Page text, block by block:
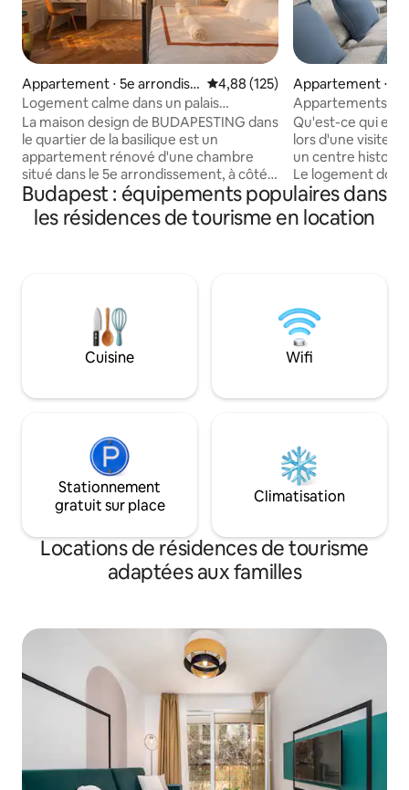
Appartement ⋅ 5e arrondiss
ement de Budapest
Évaluation moyenne sur la
4,88 (125)
Logement calme dans un palais
historique à côté de la basilique
La maison design de BUDAPESTING dans
le quartier de la basilique est un
appartement rénové d'une chambre
situé dans le 5e arrondissement, à côté
de la célèbre basilique Saint-Étienne
dans un magnifique bâtiment art
nouveau et a été entièrement restauré
équipée, d'une salle à manger pour
quatre personnes. La douche à
l'italienne et la climatisation rendront
votre séjour encore plus confortable et
le meilleur parti de votre temps.
Appartement ⋅
ment de
Appartements
#2
Qu'est-ce qui est
lors d'une visite
un centre
Le logement
bâtiment
ville ? Vérifier
Check Y a-t-il
venir en voyage
simplement
nouveau et avoir
appartement est
Budapest : équipements populaires dans
les résidences de tourisme en location
Cuisine Wifi
Stationnement
gratuit sur place
Climatisation
Locations de résidences de tourisme
adaptées aux familles